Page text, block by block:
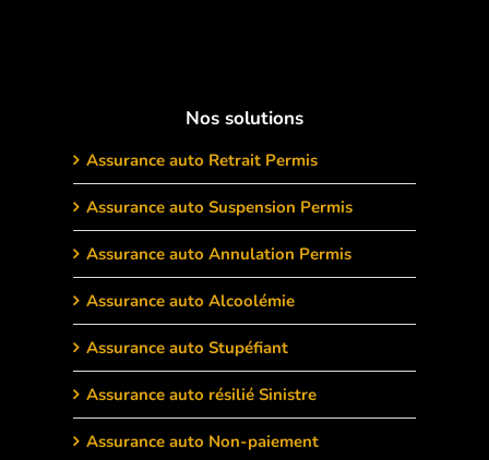
Nos solutions
Assurance auto Retrait Permis
Assurance auto Suspension Permis
Assurance auto Annulation Permis
Assurance auto Alcoolémie
Assurance auto Stupéfiant
Assurance auto résilié Sinistre
Assurance auto Non-paiement